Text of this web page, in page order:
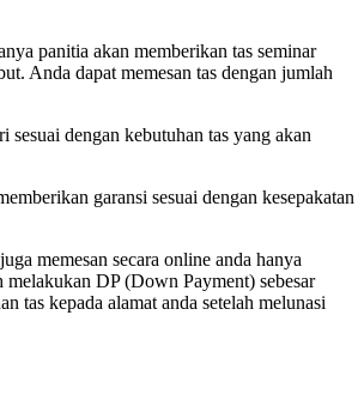
panitia akan memberikan tas seminar
Anda dapat memesan tas dengan jumlah
dengan kebutuhan tas yang akan
garansi sesuai dengan kesepakatan
memesan secara online anda hanya
melakukan DP (Down Payment) sebesar
tas kepada alamat anda setelah melunasi